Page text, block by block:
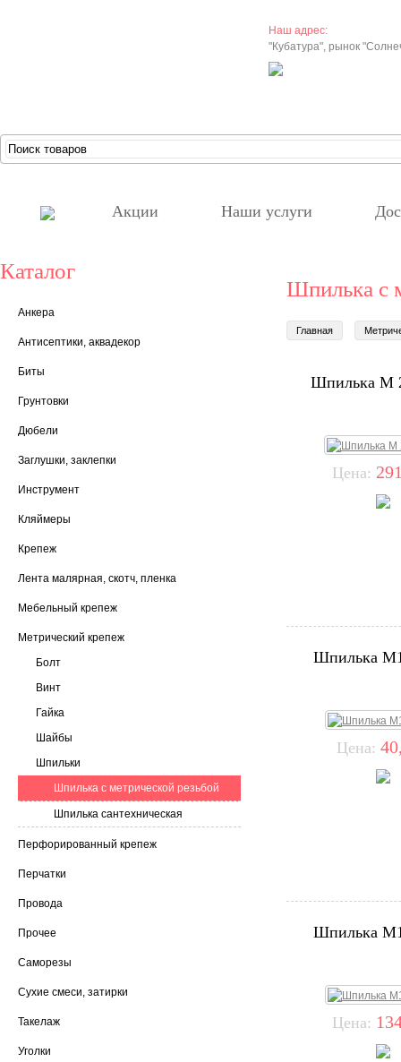
Наш адрес:
"Кубатура", рынок
Акции Наши услуги
Шпилька с
Главная
Шпилька М
Цена:
Шпилька
Цена:
Шпилька
Цена:
Каталог
Анкера
Антисептики, аквадекор
Биты
Грунтовки
Дюбели
Заглушки, заклепки
Инструмент
Кляймеры
Крепеж
Лента малярная, скотч, пленка
Мебельный крепеж
Метрический крепеж
Болт
Винт
Гайка
Шайбы
Шпильки
Шпилька с метрической резьбой
Шпилька сантехническая
Перфорированный крепеж
Перчатки
Провода
Прочее
Саморезы
Сухие смеси, затирки
Такелаж
Уголки